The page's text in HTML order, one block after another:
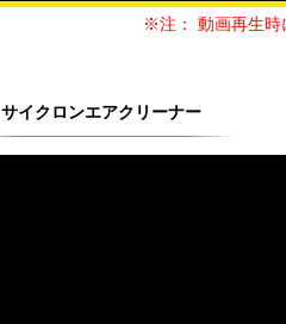
※注： 動画再生時
サイクロンエアクリーナー